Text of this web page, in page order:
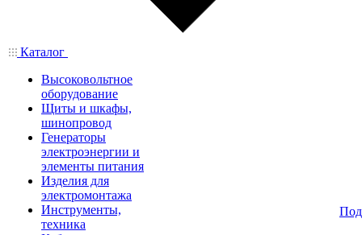
Каталог
Высоковольтное
оборудование
Щиты и шкафы,
шинопровод
Генераторы
электроэнергии и
элементы питания
Изделия для
электромонтажа
Инструменты,
техника